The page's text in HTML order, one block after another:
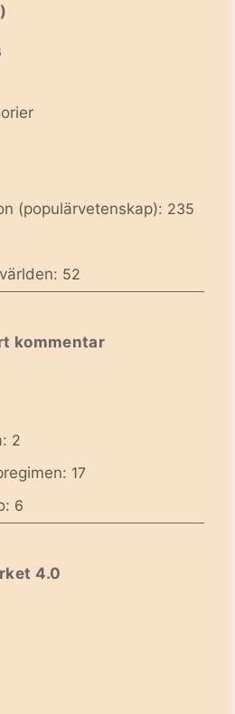
(populärvetenskap): 235
52
kommentar
2
17
6
4.0